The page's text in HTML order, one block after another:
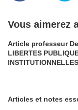
Vous aimerez
Article professeur
LIBERTES
Articles et notes